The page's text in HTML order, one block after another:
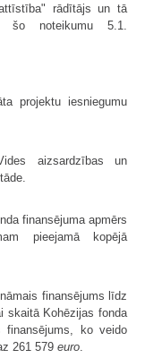
rādītājs un tā
šo noteikumu 5.1.
projektu iesniegumu
aizsardzības un
finansējuma apmērs
pieejamā kopējā
finansējums līdz
skaitā Kohēzijas fonda
finansējums, ko veido
261 579 euro